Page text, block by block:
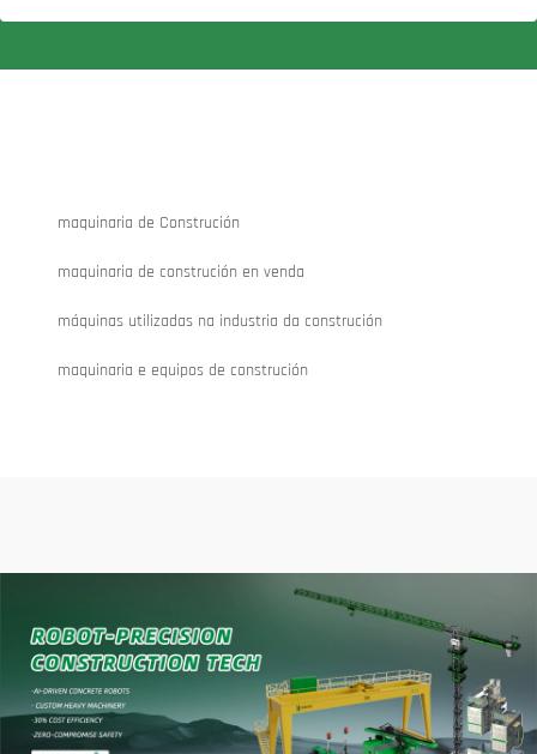
maquinaria de Construción
maquinaria de construción en venda
máquinas utilizadas na industria da construción
maquinaria e equipos de construción